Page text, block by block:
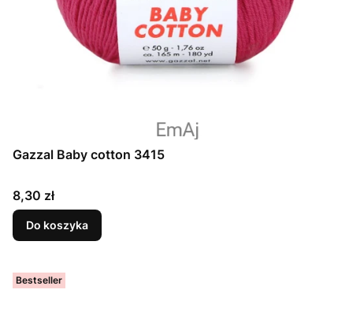
Gazzal Baby cotton 3415
Cena
8,30 zł
Do koszyka
Bestseller